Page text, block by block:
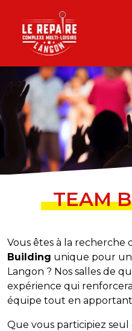
TEAM
Vous êtes à la recherche
Building unique pour
Langon ? Nos salles de
expérience qui
équipe tout en
Que vous participiez